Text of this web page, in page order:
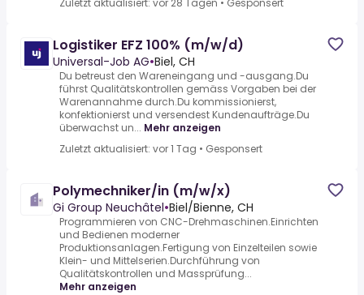
Zuletzt aktualisiert: vor 28 Tagen • Gesponsert
Logistiker EFZ 100% (m/w/d)
Universal-Job AG•Biel, CH
Du betreust den Wareneingang und -ausgang.Du
führst Qualitätskontrollen gemäss Vorgaben bei der
Warenannahme durch.Du kommissionierst,
konfektionierst und versendest Kundenaufträge.Du
überwachst un... Mehr anzeigen
Zuletzt aktualisiert: vor 1 Tag • Gesponsert
Polymechniker/in (m/w/x)
Gi Group Neuchâtel•Biel/Bienne, CH
Programmieren von CNC-Drehmaschinen.Einrichten
und Bedienen moderner
Produktionsanlagen.Fertigung von Einzelteilen sowie
Klein- und Mittelserien.Durchführung von
Qualitätskontrollen und Massprüfung...
Mehr anzeigen